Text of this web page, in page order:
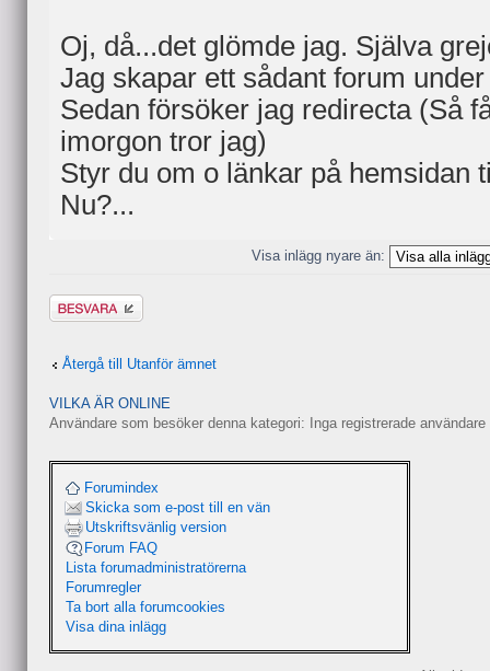
Oj, då...det glömde jag. Själva
Jag skapar ett sådant forum
Sedan försöker jag redirecta (Så
imorgon tror jag)
Styr du om o länkar på hemsidan
Nu?...
Visa inlägg nyare än:
Besvara
Återgå till Utanför ämnet
VILKA ÄR ONLINE
Användare som besöker denna kategori: Inga registrerade
Forumindex
Skicka som e-post till en vän
Utskriftsvänlig version
Forum FAQ
Lista forumadministratörerna
Forumregler
Ta bort alla forumcookies
Visa dina inlägg